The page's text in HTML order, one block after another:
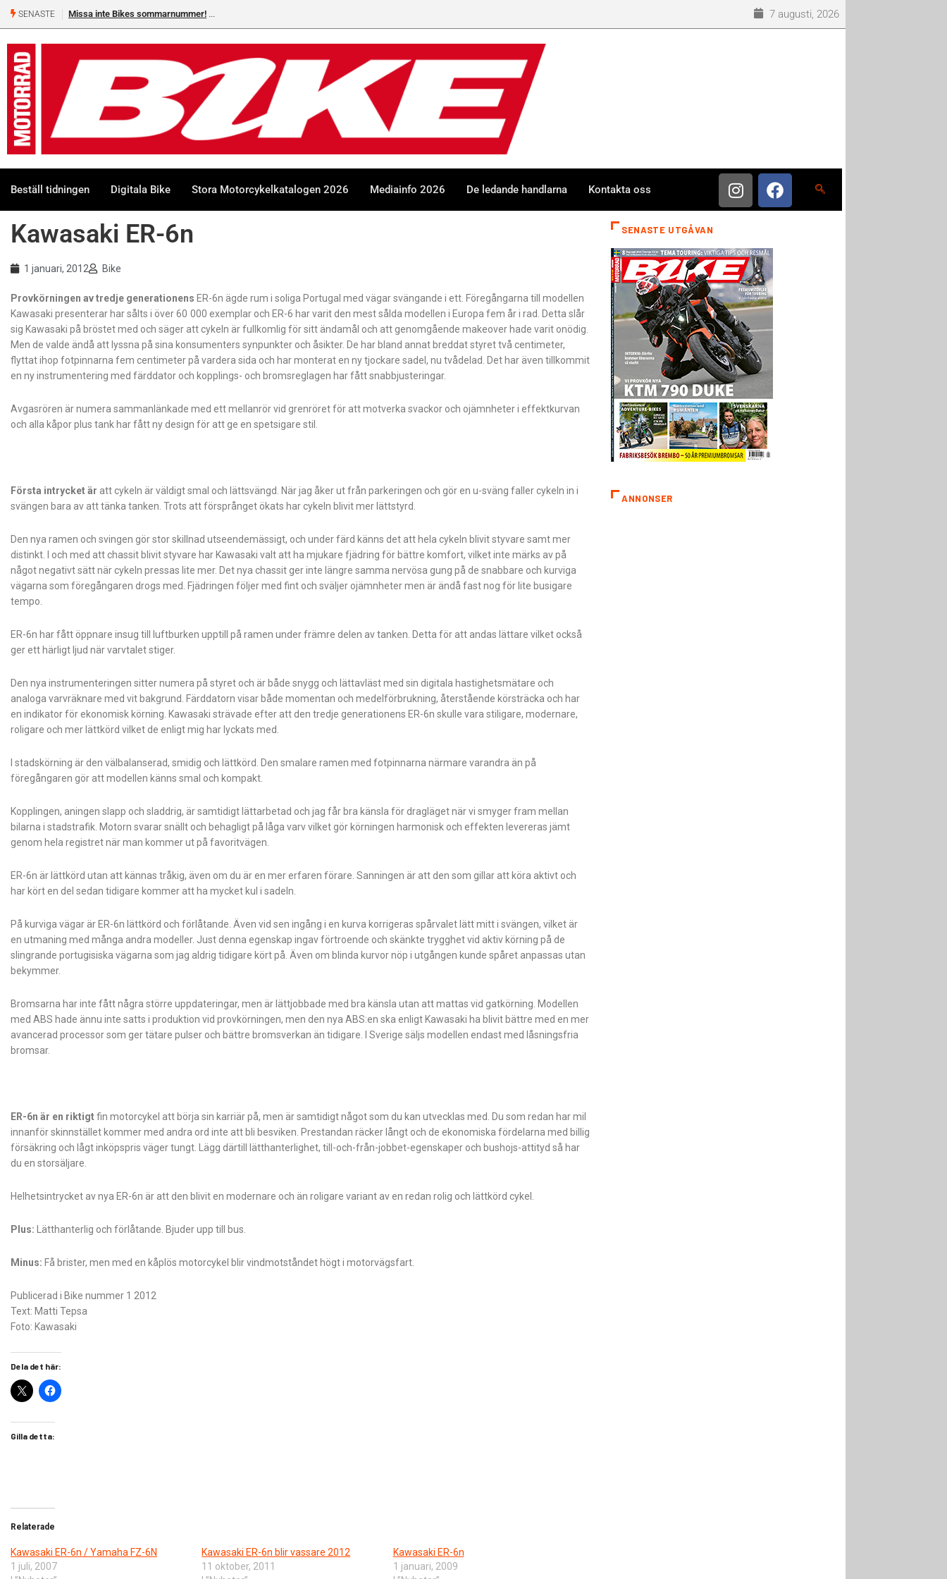
SENASTE Missa inte Bikes sommarnummer! 7 augusti, 2026
Beställ tidningen Digitala Bike Stora Motorcykelkatalogen 2026 Mediainfo 2026 De ledande handlarna Kontakta oss
Kawasaki ER-6n
1 januari, 2012 Bike
Provkörningen av tredje generationens ER-6n ägde rum i soliga Portugal med vägar svängande i ett. Föregångarna till modellen
Kawasaki presenterar har sålts i över 60 000 exemplar och ER-6 har varit den mest sålda modellen i Europa fem år i rad. Detta slår
sig Kawasaki på bröstet med och säger att cykeln är fullkomlig för sitt ändamål och att genomgående makeover hade varit onödig.
Men de valde ändå att lyssna på sina konsumenters synpunkter och åsikter. De har bland annat breddat styret två centimeter,
flyttat ihop fotpinnarna fem centimeter på vardera sida och har monterat en ny tjockare sadel, nu tvådelad. Det har även tillkommit
en ny instrumentering med färddator och kopplings- och bromsreglagen har fått snabbjusteringar.
Avgasrören är numera sammanlänkade med ett mellanrör vid grenröret för att motverka svackor och ojämnheter i effektkurvan
och alla kåpor plus tank har fått ny design för att ge en spetsigare stil.
Första intrycket är att cykeln är väldigt smal och lättsvängd. När jag åker ut från parkeringen och gör en u-sväng faller cykeln in i
svängen bara av att tänka tanken. Trots att försprånget ökats har cykeln blivit mer lättstyrd.
Den nya ramen och svingen gör stor skillnad utseendemässigt, och under färd känns det att hela cykeln blivit styvare samt mer
distinkt. I och med att chassit blivit styvare har Kawasaki valt att ha mjukare fjädring för bättre komfort, vilket inte märks av på
något negativt sätt när cykeln pressas lite mer. Det nya chassit ger inte längre samma nervösa gung på de snabbare och kurviga
vägarna som föregångaren drogs med. Fjädringen följer med fint och sväljer ojämnheter men är ändå fast nog för lite busigare
tempo.
ER-6n har fått öppnare insug till luftburken upptill på ramen under främre delen av tanken. Detta för att andas lättare vilket också
ger ett härligt ljud när varvtalet stiger.
Den nya instrumenteringen sitter numera på styret och är både snygg och lättavläst med sin digitala hastighetsmätare och
analoga varvräknare med vit bakgrund. Färddatorn visar både momentan och medelförbrukning, återstående körsträcka och har
en indikator för ekonomisk körning. Kawasaki strävade efter att den tredje generationens ER-6n skulle vara stiligare, modernare,
rolig­are och mer lättkörd vilket de enligt mig har lyckats med.
I stadskörning är den välbalanserad, smidig och lättkörd. Den smalare ramen med fotpinnarna närmare varandra än på
föregångaren gör att modellen känns smal och kompakt.
Kopplingen, aningen slapp och sladdrig, är samtidigt lättarbetad och jag får bra känsla för dragläget när vi smyger fram mellan
bilarna i stadstrafik. Motorn svarar snällt och behagligt på låga varv vilket gör körningen harmonisk och effekten levereras jämt
genom hela registret när man kommer ut på favoritvägen.
ER-6n är lättkörd utan att kännas tråkig, även om du är en mer erfaren förare. Sanningen är att den som gillar att köra aktivt och
har kört en del sedan tidigare kommer att ha mycket kul i sadeln.
På kurviga vägar är ER-6n lättkörd och förlåtande. Även vid sen ingång i en kurva korrigeras spårvalet lätt mitt i svängen, vilket är
en utmaning med många andra modeller. Just denna egenskap ingav förtroende och skänkte trygghet vid aktiv körning på de
slingrande portugisiska vägarna som jag aldrig tidigare kört på. Även om blinda kurvor nöp i utgången kunde spåret anpassas utan
bekymmer.
Bromsarna har inte fått några större uppdateringar, men är lättjobbade med bra känsla utan att mattas vid gatkörning. Modellen
med ABS hade ännu inte satts i produktion vid provkörningen, men den nya ABS:en ska enligt Kawasaki ha blivit bättre med en mer
avancerad processor som ger tätare pulser och bättre bromsverkan än tidigare. I Sverige säljs modellen endast med låsningsfria
bromsar.
ER-6n är en riktigtfin motorcykel att börja sin karriär på, men är samtidigt något som du kan utvecklas med. Du som redan har mil
innanför skinnstället kommer med andra ord inte att bli besviken. Prestandan räcker långt och de ekonomiska fördelarna med billig
försäkring och lågt inköpspris väger tungt. Lägg därtill lätthanterlighet, till-och-från-jobbet-egenskaper och bushojs-attityd så har
du en storsäljare.
Helhetsintrycket av nya ER-6n är att den blivit en modernare och än roligare variant av en redan rolig och lättkörd cykel.
Plus: Lätthanterlig och förlåt­ande. Bjuder upp till bus.
Minus: Få brister, men med en kåplös motorcykel blir vind­mot­ståndet högt i motorvägsfart.
Publicerad i Bike nummer 1 2012
Text: Matti Tepsa
Foto: Kawasaki
Dela det här:
Gilla detta:
Relaterade
Kawasaki ER-6n / Yamaha FZ-6N
1 juli, 2007
Kawasaki ER-6n blir vassare 2012
11 oktober, 2011
Kawasaki ER-6n
1 januari, 2009
SENASTE UTGÅVAN
ANNONSER